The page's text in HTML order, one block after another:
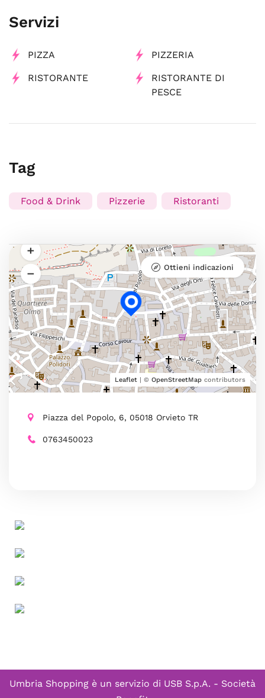
Servizi
PIZZA PIZZERIA
RISTORANTE
RISTORANTE DI
PESCE
Tag
Food & Drink Pizzerie Ristoranti
Leaflet | © OpenStreetMap contributors
Ottieni indicazioni
Piazza del Popolo, 6, 05018 Orvieto TR
0763450023
Umbria Shopping è un servizio di USB S.p.A. - Società